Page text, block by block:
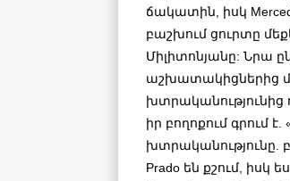
ճակատին, իսկ
բաշխում ցուրտը
Միլիտոնյանը: Նրա
աշխատակիցներից
խտրականությունից
իր բողոքում գրում
խտրականությունը.
Prado են քշում,